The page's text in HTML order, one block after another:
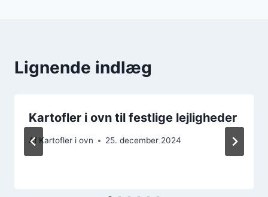
Lignende indlæg
Kartofler i ovn til festlige lejligheder
Af Kartofler i ovn 25. december 2024